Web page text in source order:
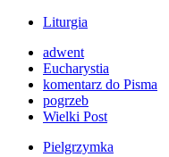
Liturgia
adwent
Eucharystia
komentarz do Pisma
pogrzeb
Wielki Post
Pielgrzymka